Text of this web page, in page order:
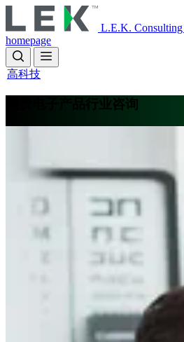
to
main
content
L.E.K.
homepage
高科技
消费电子产品行业咨询